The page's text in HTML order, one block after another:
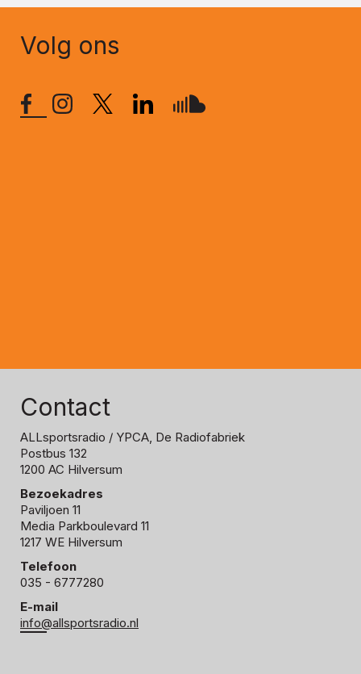
Volg ons
Contact
ALLsportsradio / YPCA, De Radiofabriek
Postbus 132
1200 AC Hilversum
Bezoekadres
Paviljoen 11
Media Parkboulevard 11
1217 WE Hilversum
Telefoon
035 - 6777280
E-mail
info@allsportsradio.nl